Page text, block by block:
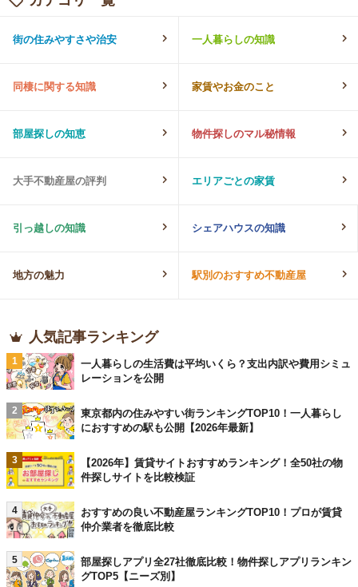
街の住みやすさや治安 一人暮らしの知識
同棲に関する知識 家賃やお金のこと
部屋探しの知恵 物件探しのマル秘情報
大手不動産屋の評判 エリアごとの家賃
引っ越しの知識 シェアハウスの知識
地方の魅力 駅別のおすすめ不動産屋
人気記事ランキング
1
一人暮らしの生活費は平均いくら？支出内訳や費用シミュ
レーションを公開
2
東京都内の住みやすい街ランキングTOP10！一人暮らし
におすすめの駅も公開【2026年最新】
3
【2026年】賃貸サイトおすすめランキング！全50社の物
件探しサイトを比較検証
4
おすすめの良い不動産屋ランキングTOP10！プロが賃貸
仲介業者を徹底比較
5
部屋探しアプリ全27社徹底比較！物件探しアプリランキン
グTOP5【ニーズ別】